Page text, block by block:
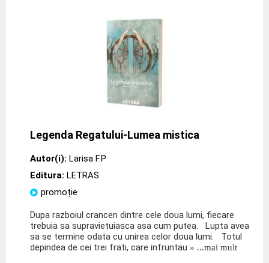
Legenda Regatului-Lumea mistica
Autor(i): Larisa F.P
Editura: LETRAS
promoție
Dupa razboiul crancen dintre cele doua lumi, fiecare
trebuia sa supravietuiasca asa cum putea. Lupta avea
sa se termine odata cu unirea celor doua lumi. Totul
depindea de cei trei frati, care infruntau » ...mai mult